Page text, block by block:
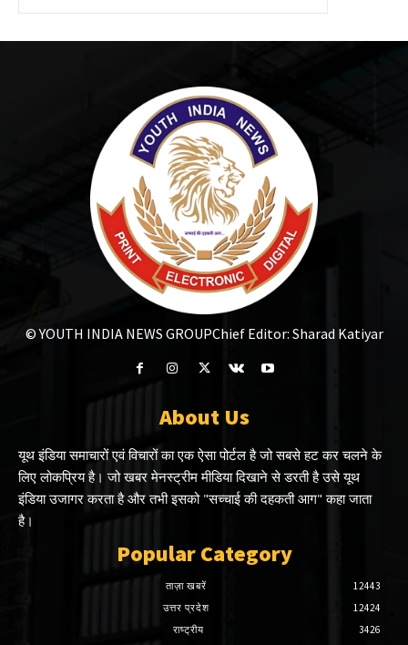
© YOUTH INDIA NEWS GROUPChief Editor: Sharad Katiyar
About Us
यूथ इंडिया समाचारों एवं विचारों का एक ऐसा पोर्टल है जो सबसे हट कर चलने के
लिए लोकप्रिय है। जो खबर मेनस्ट्रीम मीडिया दिखाने से डरती है उसे यूथ
इंडिया उजागर करता है और तभी इसको "सच्चाई की दहकती आग" कहा जाता
है।
Popular Category
ताज़ा खबरें
12443
उत्तर प्रदेश
12424
राष्ट्रीय
3426